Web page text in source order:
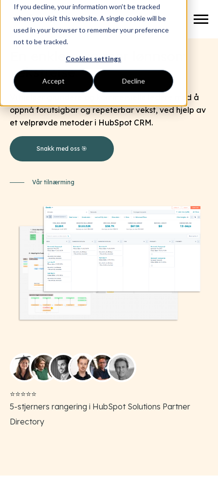
If you decline, your information won’t be tracked
when you visit this website. A single cookie will be
used in your browser to remember your preference
not to be tracked.
Cookies settings
Accept Decline
En enklere og mer lønnsom
vekstreise.
Vi hjelper gründere og kommersielle ledere med å
oppnå forutsigbar og repeterbar vekst, ved hjelp av
et velprøvde metoder i HubSpot CRM.
Snakk med oss 🎯
Vår tilnærming
⭐️⭐️⭐️⭐️⭐️
5-stjerners rangering i HubSpot Solutions Partner
Directory